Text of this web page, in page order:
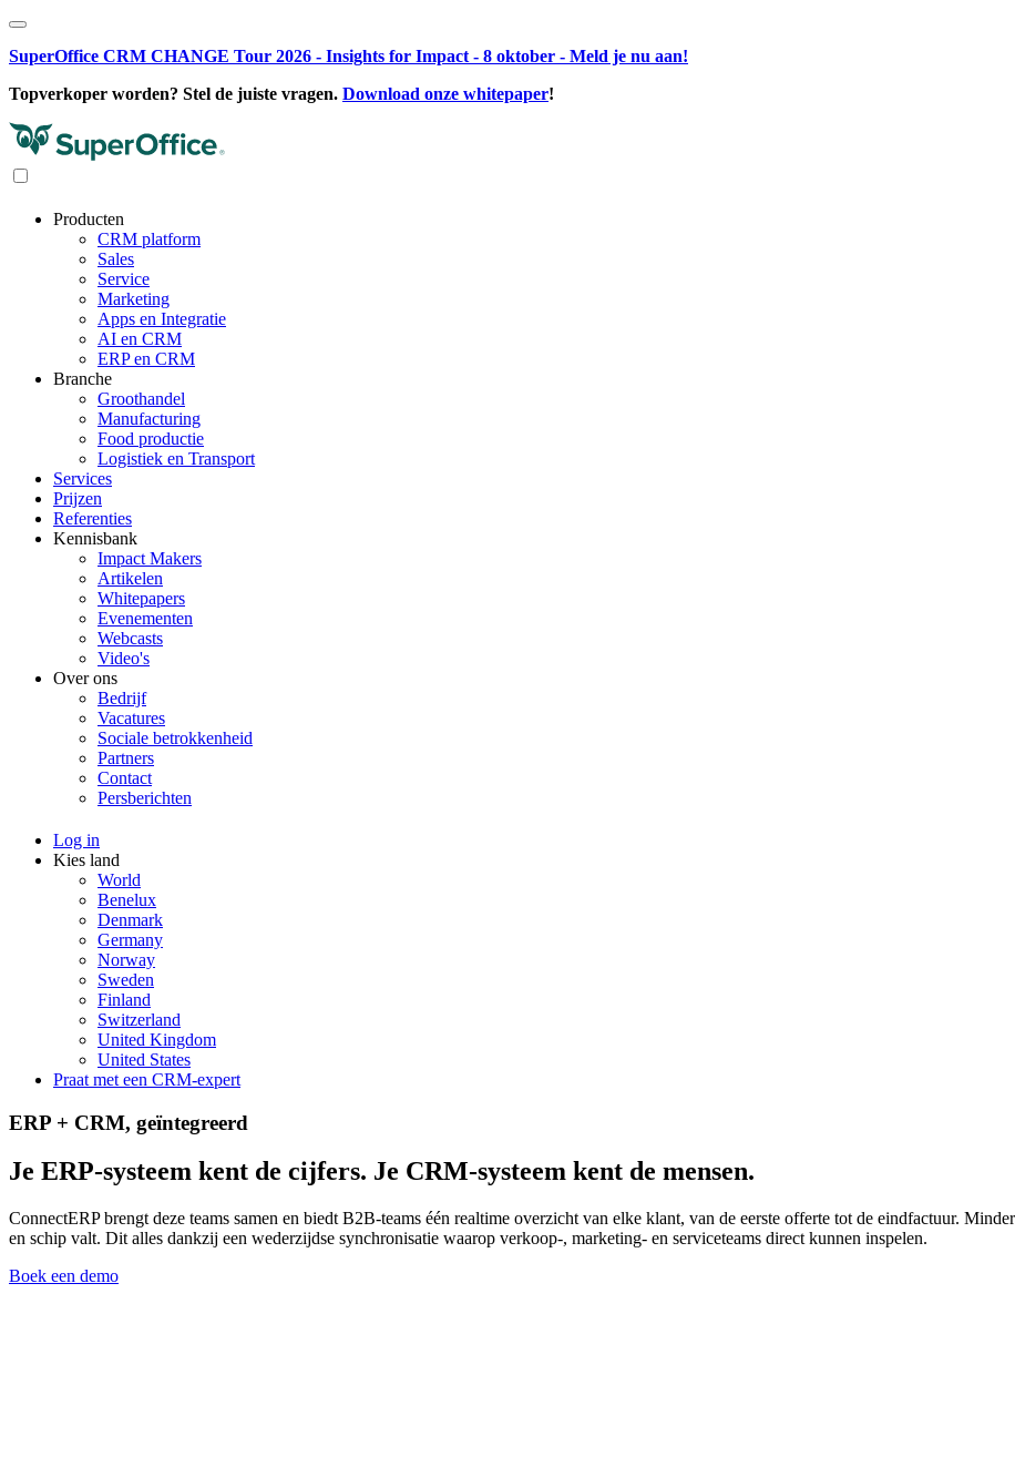
SuperOffice CRM CHANGE Tour 2026 - Insights for Impact - 8 oktober - Meld je nu aan!
Topverkoper worden? Stel de juiste vragen. Download onze whitepaper!
Producten
CRM platform
Sales
Service
Marketing
Apps en Integratie
AI en CRM
ERP en CRM
Branche
Groothandel
Manufacturing
Food productie
Logistiek en Transport
Services
Prijzen
Referenties
Kennisbank
Impact Makers
Artikelen
Whitepapers
Evenementen
Webcasts
Video's
Over ons
Bedrijf
Vacatures
Sociale betrokkenheid
Partners
Contact
Persberichten
Log in
Kies land
World
Benelux
Denmark
Germany
Norway
Sweden
Finland
Switzerland
United Kingdom
United States
Praat met een CRM-expert
ERP + CRM, geïntegreerd
Je ERP-systeem kent de cijfers. Je CRM-systeem kent de mensen.
ConnectERP brengt deze teams samen en biedt B2B-teams één realtime overzicht van elke klant, van de eerste offerte tot de eindfactuur.
en schip valt. Dit alles dankzij een wederzijdse synchronisatie waarop verkoop-, marketing- en serviceteams direct kunnen inspelen.
Boek een demo